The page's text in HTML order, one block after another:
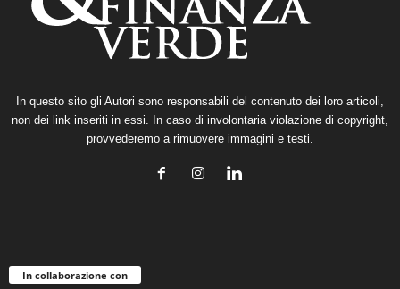
In questo sito gli Autori sono responsabili del contenuto dei loro articoli,
non dei link inseriti in essi. In caso di involontaria violazione di copyright,
provvederemo a rimuovere immagini e testi.
In collaborazione con